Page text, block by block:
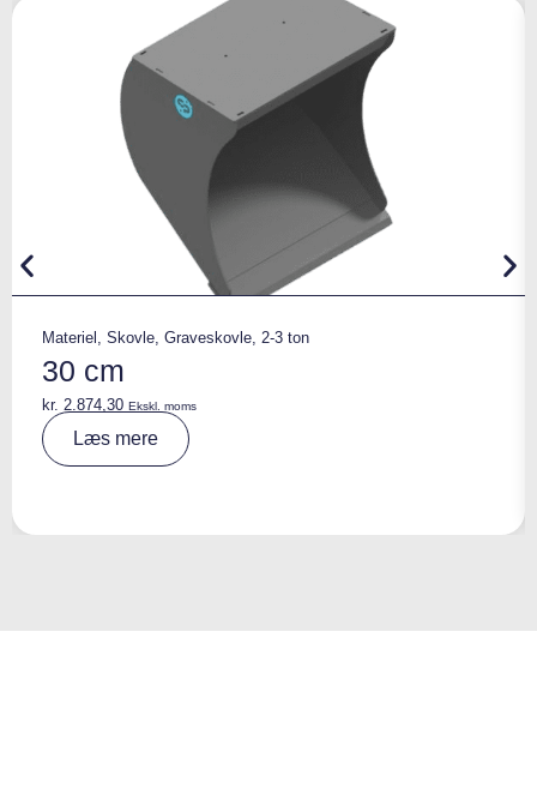
Materiel , Skovle, Graveskovle, 2-3 ton
30 cm
kr. 2.874,30 Ekskl. moms
Læs mere